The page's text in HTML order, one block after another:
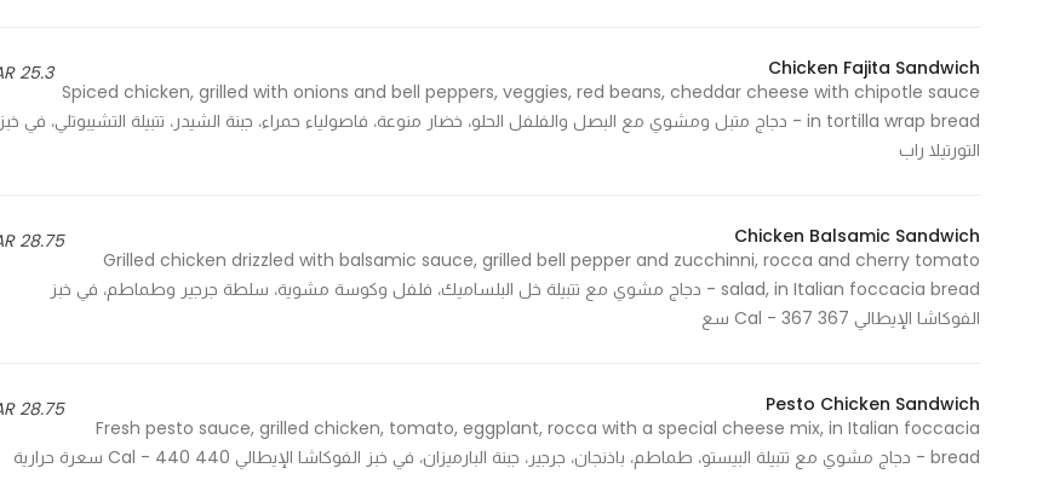
25.3 SAR
Chicken Fajita Sandwich
Spiced chicken, grilled with onions and bell peppers, veggies, red beans, cheddar cheese with chipotle sauce
in tortilla wrap bread - دجاج متبل ومشوي مع البصل والفلفل الحلو، خضار منوعة، فاصولياء حمراء، جبنة الشيدر، تتبيلة التشيبوتلي، في خبز
التورتيلا راب
28.75 SAR
Chicken Balsamic Sandwich
Grilled chicken drizzled with balsamic sauce, grilled bell pepper and zucchinni, rocca and cherry tomato
salad, in Italian foccacia bread - دجاج مشوي مع تتبيلة خل البلساميك، فلفل وكوسة مشوية، سلطة جرجير وطماطم، في خبز
الفوكاشا الإيطالي 367 Cal - 367 سع
28.75 SAR
Pesto Chicken Sandwich
Fresh pesto sauce, grilled chicken, tomato, eggplant, rocca with a special cheese mix, in Italian foccacia
bread - دجاج مشوي مع تتبيلة البيستو، طماطم، باذنجان، جرجير، جبنة البارميزان، في خبز الفوكاشا الإيطالي 440 Cal - 440 سعرة حرارية
possible
during your
visit. If you
cookies,
some
functionality
will
website.